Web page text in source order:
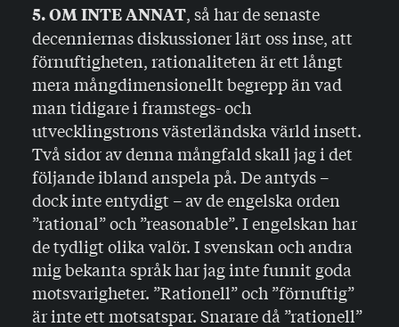
5. OM INTE ANNAT, så har de senaste
decenniernas diskus­sioner lärt oss inse, att
förnuftigheten, rationaliteten är ett långt
mera mångdimensionellt begrepp än vad
man tidigare i framstegs- och
utvecklingstrons västerländska värld in­sett.
Två sidor av denna mångfald skall jag i det
följande ibland anspela på. De antyds –
dock inte entydigt – av de engelska orden
”rational” och ”reasonable”. I engelskan har
de tydligt olika valör. I svenskan och andra
mig bekanta språk har jag inte funnit goda
motsvarigheter. ”Rationell” och ”förnuftig”
är inte ett motsatspar. Snarare då ”rationell”